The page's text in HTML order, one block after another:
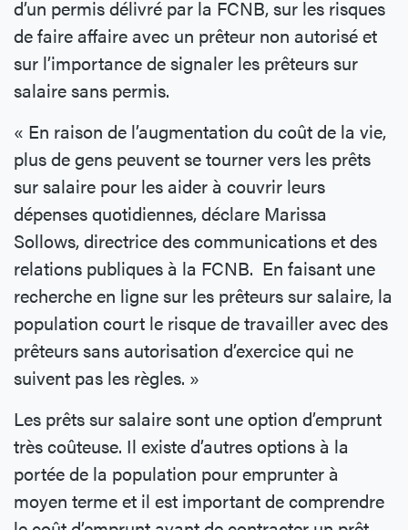
d’un permis délivré par la FCNB, sur les risques
de faire affaire avec un prêteur non autorisé et
sur l’importance de signaler les prêteurs sur
salaire sans permis.
« En raison de l’augmentation du coût de la vie,
plus de gens peuvent se tourner vers les prêts
sur salaire pour les aider à couvrir leurs
dépenses quotidiennes, déclare Marissa
Sollows, directrice des communications et des
relations publiques à la FCNB. En faisant une
recherche en ligne sur les prêteurs sur salaire, la
population court le risque de travailler avec des
prêteurs sans autorisation d’exercice qui ne
suivent pas les règles. »
Les prêts sur salaire sont une option d’emprunt
très coûteuse. Il existe d’autres options à la
portée de la population pour emprunter à
moyen terme et il est important de comprendre